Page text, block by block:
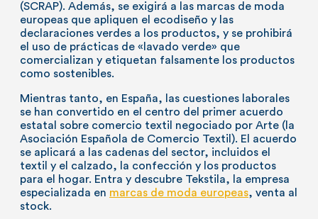
(SCRAP). Además, se exigirá a las marcas de moda
europeas que apliquen el ecodiseño y las
declaraciones verdes a los productos, y se prohibirá
el uso de prácticas de «lavado verde» que
comercializan y etiquetan falsamente los productos
como sostenibles.
Mientras tanto, en España, las cuestiones laborales
se han convertido en el centro del primer acuerdo
estatal sobre comercio textil negociado por Arte (la
Asociación Española de Comercio Textil). El acuerdo
se aplicará a las cadenas del sector, incluidos el
textil y el calzado, la confección y los productos
para el hogar. Entra y descubre Tekstila, la empresa
especializada en marcas de moda europeas, venta al
stock.